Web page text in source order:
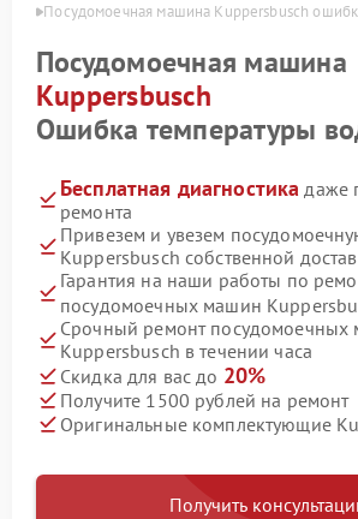
Посудомоечная машина Kuppersbusch
Посудомоечная машина
Kuppersbusch
Ошибка температуры
Бесплатная диагностика даже
ремонта
Привезем и увезем
Kuppersbusch собственной
Гарантия на наши работы по
посудомоечных машин
Срочный ремонт посудомоечных
Kuppersbusch в течении часа
Скидка для вас до 20%
Получите 1500 рублей на ремонт
Оригинальные комплектующие
Получить